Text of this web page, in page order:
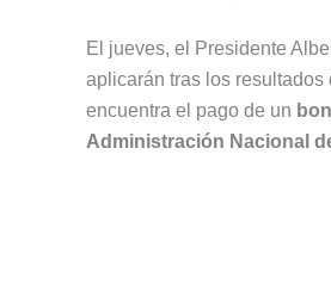
El jueves, el Presidente
aplicarán tras los
encuentra el pago de un
Administración Nacional